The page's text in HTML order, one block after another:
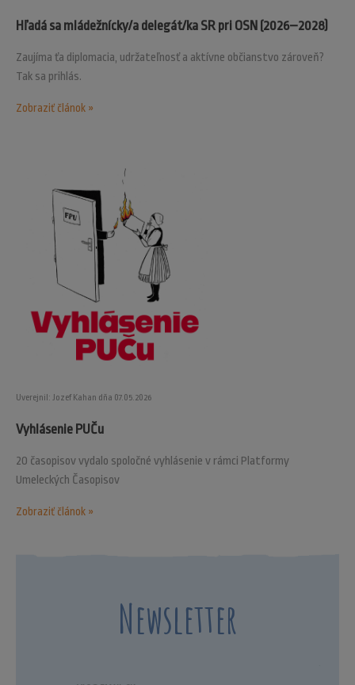
Hľadá sa mládežnícky/a delegát/ka SR pri OSN (2026–2028)
Zaujíma ťa diplomacia, udržateľnosť a aktívne občianstvo zároveň?
Tak sa prihlás.
Zobraziť článok »
Uverejnil: Jozef Kahan dňa 07.05.2026
Vyhlásenie PUČu
20 časopisov vydalo spoločné vyhlásenie v rámci Platformy
Umeleckých Časopisov
Zobraziť článok »
Newsletter